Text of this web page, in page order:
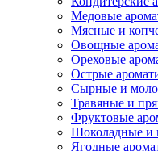
Медовые
Мясные и
Овощные
Ореховые
Острые
Сырные и
Травяные и
Фруктовые
Шоколадные и
Ягодные